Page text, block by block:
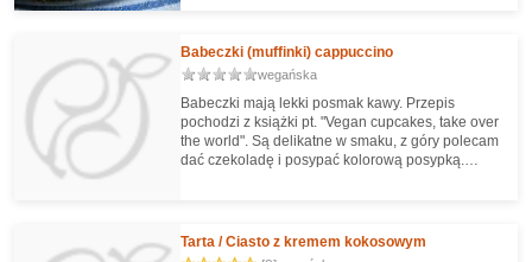
Babeczki (muffinki) cappuccino
wegańska
Babeczki mają lekki posmak kawy. Przepis
pochodzi z książki pt. "Vegan cupcakes, take over
the world". Są delikatne w smaku, z góry polecam
dać czekoladę i posypać kolorową posypką.
Tarta / Ciasto z kremem kokosowym